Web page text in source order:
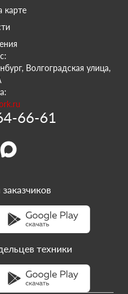
карте
Волгоградская улица,
66-61
техники